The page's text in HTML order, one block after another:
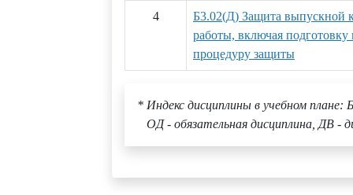
4
Б3.02(Д) Защита выпускной
работы, включая
процедуру защиты
* Индекс дисциплины в учебном плане:
ОД - обязательная дисциплина, ДВ -